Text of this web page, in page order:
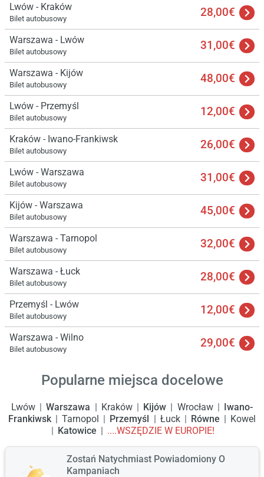
Lwów - Kraków
Bilet autobusowy 28,00€
Warszawa - Lwów
Bilet autobusowy 31,00€
Warszawa - Kijów
Bilet autobusowy 48,00€
Lwów - Przemyśl
Bilet autobusowy 12,00€
Kraków - Iwano-Frankiwsk
Bilet autobusowy 26,00€
Lwów - Warszawa
Bilet autobusowy 31,00€
Kijów - Warszawa
Bilet autobusowy 45,00€
Warszawa - Tarnopol
Bilet autobusowy 32,00€
Warszawa - Łuck
Bilet autobusowy 28,00€
Przemyśl - Lwów
Bilet autobusowy 12,00€
Warszawa - Wilno
Bilet autobusowy 29,00€
Popularne miejsca docelowe
Lwów Warszawa Kraków Kijów Wrocław
Iwano-
Frankiwsk
Tarnopol Przemyśl Łuck Równe
Kowel
Katowice
....WSZĘDZIE W EUROPIE!
Zostań Natychmiast Powiadomiony O
Kampaniach